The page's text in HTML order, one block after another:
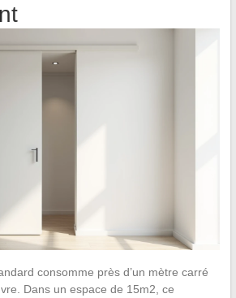
consomme près d’un mètre carré
Dans un espace de 15m2, ce